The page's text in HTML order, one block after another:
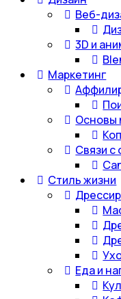
Веб-
3D и
Маркетинг
Основы
Связи с
Стиль жизни
Еда и